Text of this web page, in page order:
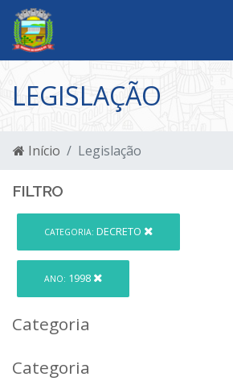
LEGISLAÇÃO
Início Legislação
FILTRO
CATEGORIA: DECRETO
ANO: 1998
Categoria
Categoria